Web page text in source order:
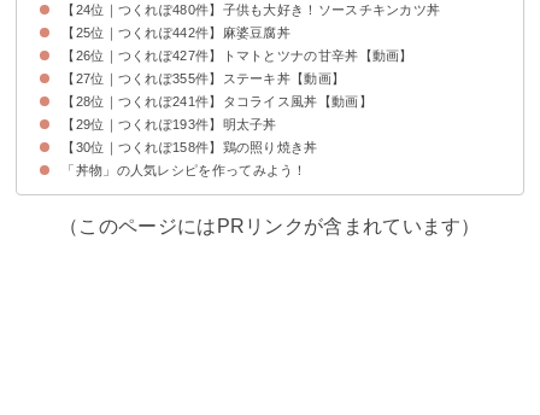
【24位｜つくれぽ480件】子供も大好き！ソースチキンカツ丼
【25位｜つくれぽ442件】麻婆豆腐丼
【26位｜つくれぽ427件】トマトとツナの甘辛丼【動画】
【27位｜つくれぽ355件】ステーキ丼【動画】
【28位｜つくれぽ241件】タコライス風丼【動画】
【29位｜つくれぽ193件】明太子丼
【30位｜つくれぽ158件】鶏の照り焼き丼
「丼物」の人気レシピを作ってみよう！
（このページにはPRリンクが含まれています）